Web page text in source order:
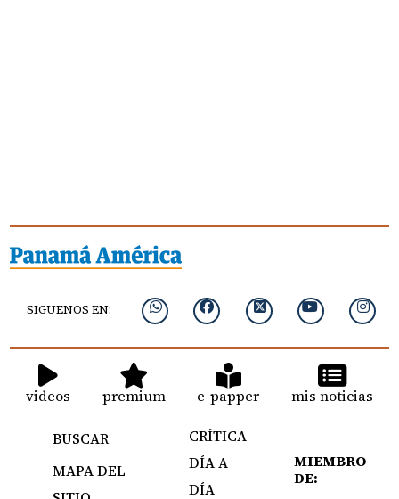
SIGUENOS EN:
videos premium e-papper mis noticias
BUSCAR
MAPA DEL
CRÍTICA
DÍA A
DÍA
MIEMBRO
DE: